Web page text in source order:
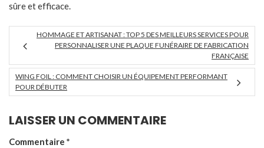
sûre et efficace.
HOMMAGE ET ARTISANAT : TOP 5 DES MEILLEURS SERVICES POUR
PERSONNALISER UNE PLAQUE FUNÉRAIRE DE FABRICATION
FRANÇAISE
WING FOIL : COMMENT CHOISIR UN ÉQUIPEMENT PERFORMANT
POUR DÉBUTER
LAISSER UN COMMENTAIRE
Commentaire *